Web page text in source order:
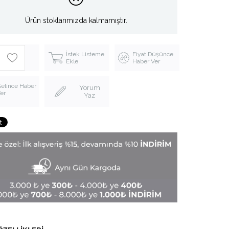
Ürün stoklarımızda kalmamıştır.
İstek Listeme
Ekle
Fiyat Düşünce
Haber Ver
Haber
Yorum
Yaz